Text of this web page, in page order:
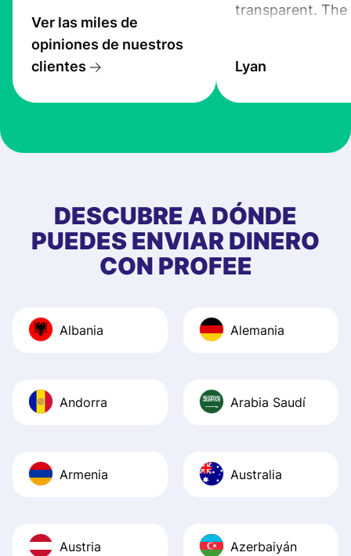
Ver las miles de
opiniones de nuestros
clientes
transparent. The
the exchange
at Profee is very
first started
app, and they
quick to provide
and helpful
Recommend it!
Lyan
DESCUBRE A DÓNDE
PUEDES ENVIAR DINERO
CON PROFEE
Albania Alemania
Andorra Arabia Saudí
Armenia Australia
Austria Azerbaiyán